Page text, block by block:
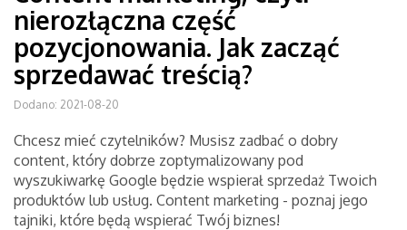
nierozłączna część
pozycjonowania. Jak zacząć
sprzedawać treścią?
Dodano: 2021-08-20
Chcesz mieć czytelników? Musisz zadbać o dobry
content, który dobrze zoptymalizowany pod
wyszukiwarkę Google będzie wspierał sprzedaż Twoich
produktów lub usług. Content marketing - poznaj jego
tajniki, które będą wspierać Twój biznes!